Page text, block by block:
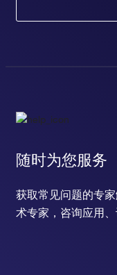
随时为您服务
获取常见问题的专
术专家，咨询应用